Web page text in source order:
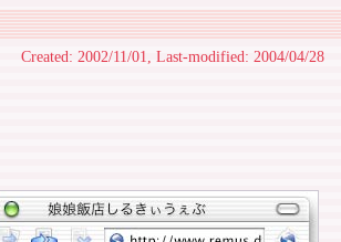
Created: 2002/11/01, Last-modified: 2004/04/28